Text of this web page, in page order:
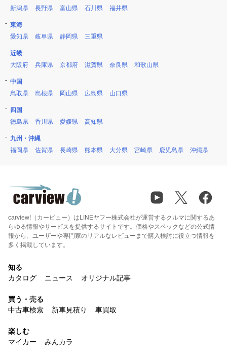
新潟県
長野県 富山県 石川県 福井県
東海
愛知県
岐阜県 静岡県 三重県
近畿
大阪府
兵庫県 京都府 滋賀県 奈良県 和歌山県
中国
鳥取県
島根県 岡山県 広島県 山口県
四国
徳島県
香川県 愛媛県 高知県
九州・沖縄
福岡県
佐賀県 長崎県 熊本県 大分県 宮崎県 鹿児島県 沖縄県
carview!（カービュー）はLINEヤフー株式会社が運営するクルマに関するあ
らゆる情報やサービスを提供するサイトです。価格やスペックなどの公式情
報から、ユーザーや専門家のリアルなレビューまで購入検討に役立つ情報を
多く掲載しています。
知る
カタログ
ニュース オリジナル記事
買う・売る
中古車検索
新車見積り 車買取
楽しむ
マイカー
みんカラ